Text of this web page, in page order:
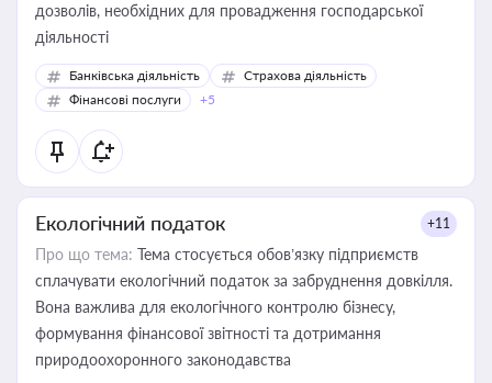
дозволів, необхідних для провадження господарської
діяльності
Банківська діяльність
Страхова діяльність
Фінансові послуги
+5
Екологічний податок +11
Про що тема: Тема стосується обов’язку підприємств
сплачувати екологічний податок за забруднення довкілля.
Вона важлива для екологічного контролю бізнесу,
формування фінансової звітності та дотримання
природоохоронного законодавства